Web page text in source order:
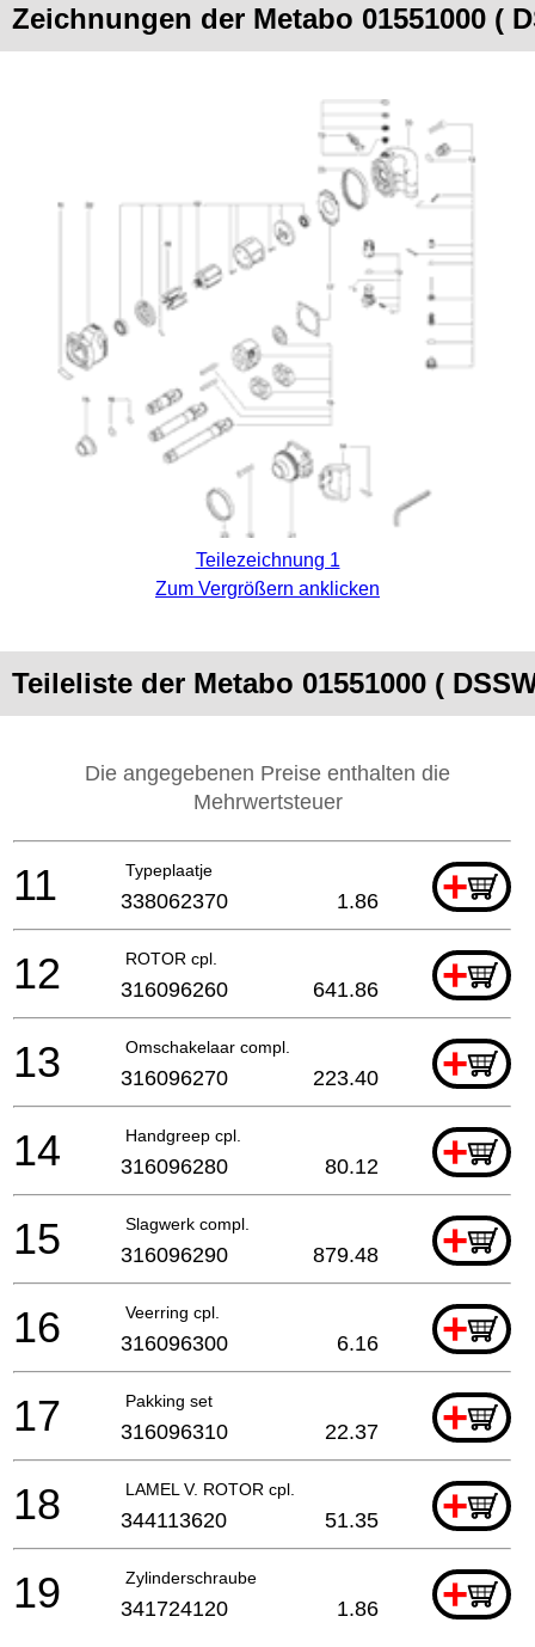
Zeichnungen der Metabo 01551000 (
Teilezeichnung 1
Zum Vergrößern anklicken
Teileliste der Metabo 01551000 (
Die angegebenen Preise enthalten die
Mehrwertsteuer
Typeplaatje +
11 338062370 1.86
ROTOR cpl. +
12 316096260 641.86
Omschakelaar compl. +
13 316096270 223.40
Handgreep cpl. +
14 316096280 80.12
Slagwerk compl. +
15 316096290 879.48
Veerring cpl. +
16 316096300 6.16
Pakking set +
17 316096310 22.37
LAMEL V. ROTOR cpl. +
18 344113620 51.35
Zylinderschraube +
19 341724120 1.86